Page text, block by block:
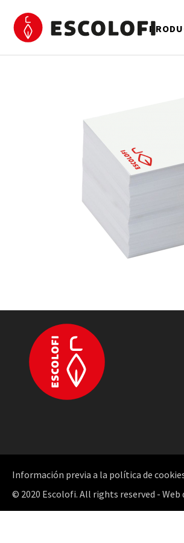
Información previa a la política de
© 2020 Escolofi. All rights reserved -